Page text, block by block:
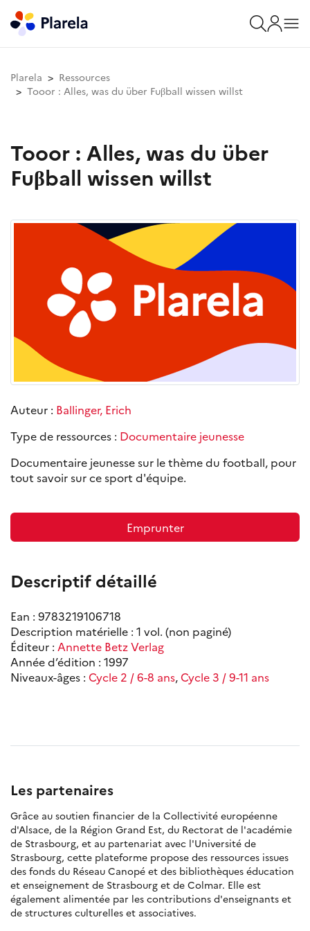
Plarela
Ressources
Tooor : Alles, was du über Fuβball wissen willst
Tooor : Alles, was du über
Fuβball wissen willst
Auteur : Ballinger, Erich
Type de ressources : Documentaire jeunesse
Documentaire jeunesse sur le thème du football, pour
tout savoir sur ce sport d'équipe.
Emprunter
Descriptif détaillé
Ean : 9783219106718
Description matérielle : 1 vol. (non paginé)
Éditeur : Annette Betz Verlag
Année d’édition : 1997
Niveaux-âges : Cycle 2 / 6-8 ans,Cycle 3 / 9-11 ans
Les partenaires
Grâce au soutien financier de la Collectivité européenne
d'Alsace, de la Région Grand Est, du Rectorat de l'académie
de Strasbourg, et au partenariat avec l'Université de
Strasbourg, cette plateforme propose des ressources issues
des fonds du Réseau Canopé et des bibliothèques éducation
et enseignement de Strasbourg et de Colmar. Elle est
également alimentée par les contributions d'enseignants et
de structures culturelles et associatives.